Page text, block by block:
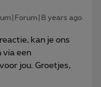
years ago
kan je ons
via een
jou. Groetjes,